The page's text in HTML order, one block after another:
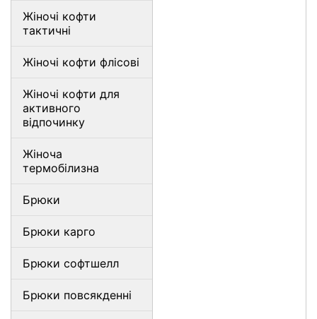
Жіночі кофти
тактичні
Жіночі кофти флісові
Жіночі кофти для
активного
відпочинку
Жіноча
термобілизна
Брюки
Брюки карго
Брюки софтшелл
Брюки повсякденні